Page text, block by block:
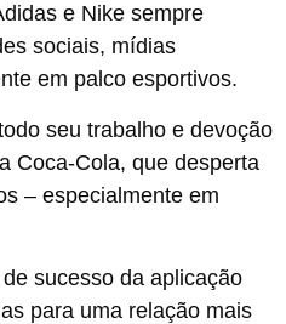
e Nike sempre
sociais, mídias
em palco esportivos.
seu trabalho e devoção
Coca-Cola, que desperta
– especialmente em
sucesso da aplicação
para uma relação mais